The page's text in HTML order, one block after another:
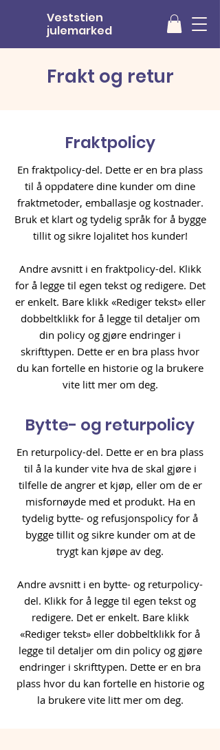
Veststien
julemarked
Frakt og retur
Fraktpolicy
En fraktpolicy-del. Dette er en bra plass
til å oppdatere dine kunder om dine
fraktmetoder, emballasje og kostnader.
Bruk et klart og tydelig språk for å bygge
tillit og sikre lojalitet hos kunder!
Andre avsnitt i en fraktpolicy-del. Klikk
for å legge til egen tekst og redigere. Det
er enkelt. Bare klikk «Rediger tekst» eller
dobbeltklikk for å legge til detaljer om
din policy og gjøre endringer i
skrifttypen. Dette er en bra plass hvor
du kan fortelle en historie og la brukere
vite litt mer om deg.
Bytte- og returpolicy
En returpolicy-del. Dette er en bra plass
til å la kunder vite hva de skal gjøre i
tilfelle de angrer et kjøp, eller om de er
misfornøyde med et produkt. Ha en
tydelig bytte- og refusjonspolicy for å
bygge tillit og sikre kunder om at de
trygt kan kjøpe av deg.
Andre avsnitt i en bytte- og returpolicy-
del. Klikk for å legge til egen tekst og
redigere. Det er enkelt. Bare klikk
«Rediger tekst» eller dobbeltklikk for å
legge til detaljer om din policy og gjøre
endringer i skrifttypen. Dette er en bra
plass hvor du kan fortelle en historie og
la brukere vite litt mer om deg.